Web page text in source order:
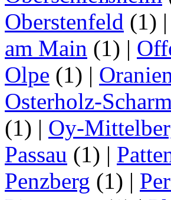
Oberstenfeld (1) |
am Main (1) |
Olpe (1) |
Osterholz-
(1) | Oy-
Passau (1) |
Penzberg (1) |